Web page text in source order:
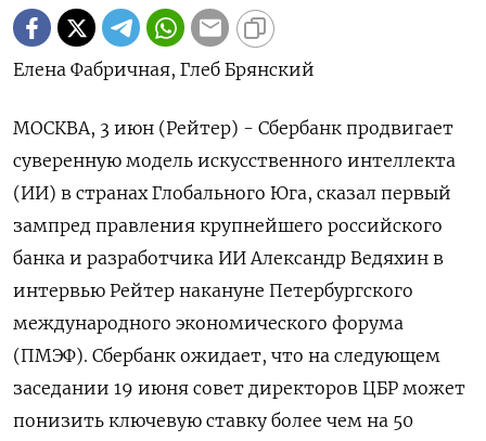
Елена Фабричная, Глеб Брянский
МОСКВА, 3 июн (Рейтер) - Сбербанк продвигает
суверенную модель искусственного интеллекта
(ИИ) в странах Глобального Юга, сказал первый
зампред правления крупнейшего российского
банка и разработчика ИИ Александр Ведяхин в
интервью Рейтер накануне Петербургского
международного экономического форума
(ПМЭФ). Сбербанк ожидает, что на следующем
заседании 19 июня совет директоров ЦБР может
понизить ключевую ставку более чем на 50